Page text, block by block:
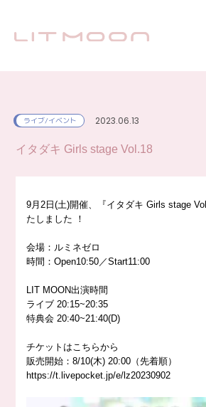
ライブ/イベント 2023.06.13
イタダキ Girls stage Vol.18
9月2日(土)開催、『イタダキ Girls stage
たしました ！
会場：ルミネゼロ
時間：Open10:50／Start11:00
LIT MOON出演時間
ライブ 20:15~20:35
特典会 20:40~21:40(D)
チケットはこちらから
販売開始：8/10(木) 20:00（先着順）
https://t.livepocket.jp/e/lz20230902